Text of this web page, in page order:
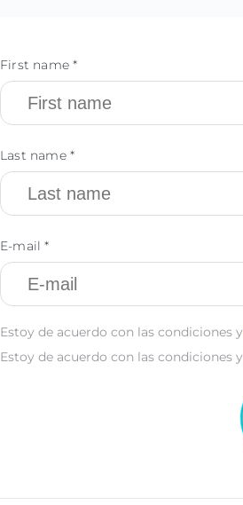
First name *
Last name *
E-mail *
Estoy de acuerdo con las condiciones y
Estoy de acuerdo con las condiciones y